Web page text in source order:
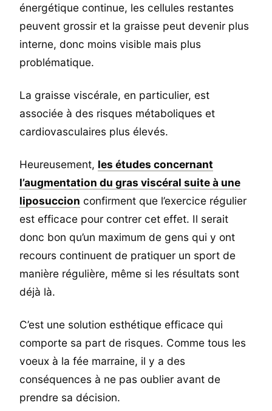
énergétique continue, les cellules restantes
peuvent grossir et la graisse peut devenir plus
interne, donc moins visible mais plus
problématique.
La graisse viscérale, en particulier, est
associée à des risques métaboliques et
cardiovasculaires plus élevés.
Heureusement, les études concernant
l’augmentation du gras viscéral suite à une
liposuccion confirment que l’exercice régulier
est efficace pour contrer cet effet. Il serait
donc bon qu’un maximum de gens qui y ont
recours continuent de pratiquer un sport de
manière régulière, même si les résultats sont
déjà là.
C’est une solution esthétique efficace qui
comporte sa part de risques. Comme tous les
voeux à la fée marraine, il y a des
conséquences à ne pas oublier avant de
prendre sa décision.